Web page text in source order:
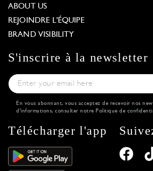
ABOUT US
REJOINDRE L'ÉQUIPE
BRAND VISIBILITY
S'inscrire à la newsletter
En vous abonnant, vous acceptez de recevoir nos
d'informations, consulter notre Politique de
Télécharger l'app